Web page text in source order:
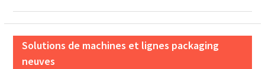
Solutions de machines et lignes packaging
neuves